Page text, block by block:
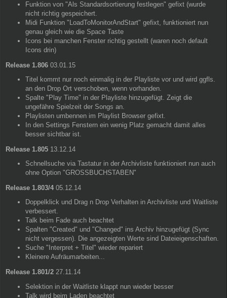
Funktion von "Als Standardsortierung festlegen" gefixt (wurde
nicht richtig gespeichert.
Midi Funktion "LoadToMonitorAndStart" gefixt, funktioniert nun
genau gleich wie die Space Taste
Icons bei manchen Fenster richtig gestellt (waren noch default
Icons drin)
Release 1.806 03.01.15
Titel kommt nur noch einmalig in der Playliste vor und wird ggfls.
an den Drop Ort verschoben, wenn vorhanden.
Spalte "Play Time" in der Playliste hinzugefügt. Zeigt die
ungefähre Spielzeit der Songs an.
Playlisten umbennen im Playlist Browser gefixt.
In den Settings Fenstern ein wenig Platz gemacht damit alles
besser sichtbar ist.
Release 1.805 13.12.14
Schnellsuche via Tastatur in der Archivliste funktioniert nun auch
ohne Option "GROSSBUCHSTABEN"
Release 1.803/4 05.12.14
Doppelklick und Drag n Drop Verhalten in Archivliste und Waitliste
verbessert.
Talk beim Fade auch beachtet
Spalten "Created" und "Changed" ins Archiv hinzugefügt (Sync
nicht vergessen). Die angezeigten Werte sind Dateieigenschaften.
Suche "Interpret + Titel" wieder repariert
Kleinere Aufräumarbeiten...
Release 1.801/2 27.11.14
Selektion in der Waitliste klappt nun wieder besser
Talk wird beim Laden beachtet